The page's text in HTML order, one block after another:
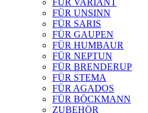
FÜR UNSINN
FÜR SARIS
FÜR GAUPEN
FÜR HUMBAUR
FÜR NEPTUN
FÜR BRENDERUP
FÜR STEMA
FÜR AGADOS
FÜR BÖCKMANN
ZUBEHÖR